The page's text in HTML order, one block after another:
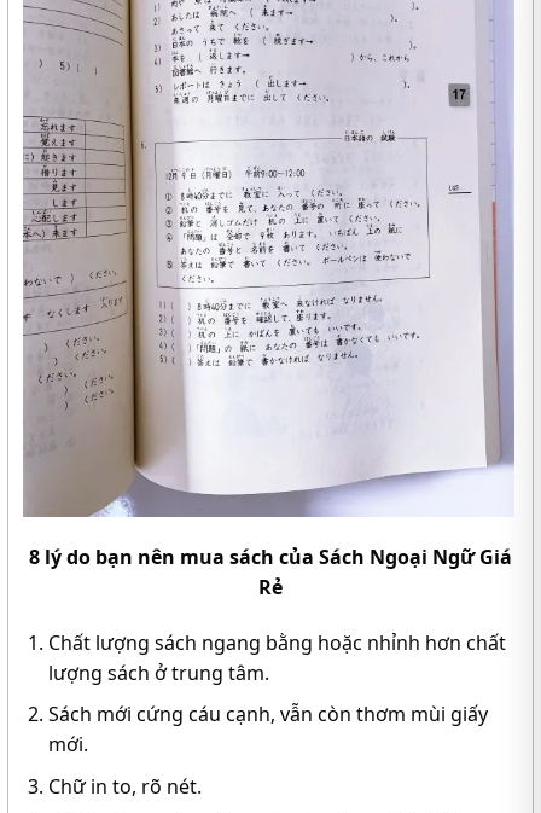
8 lý do bạn nên mua sách của Sách Ngoại Ngữ Giá
Rẻ
Chất lượng sách ngang bằng hoặc nhỉnh hơn chất
lượng sách ở trung tâm.
Sách mới cứng cáu cạnh, vẫn còn thơm mùi giấy
mới.
Chữ in to, rõ nét.